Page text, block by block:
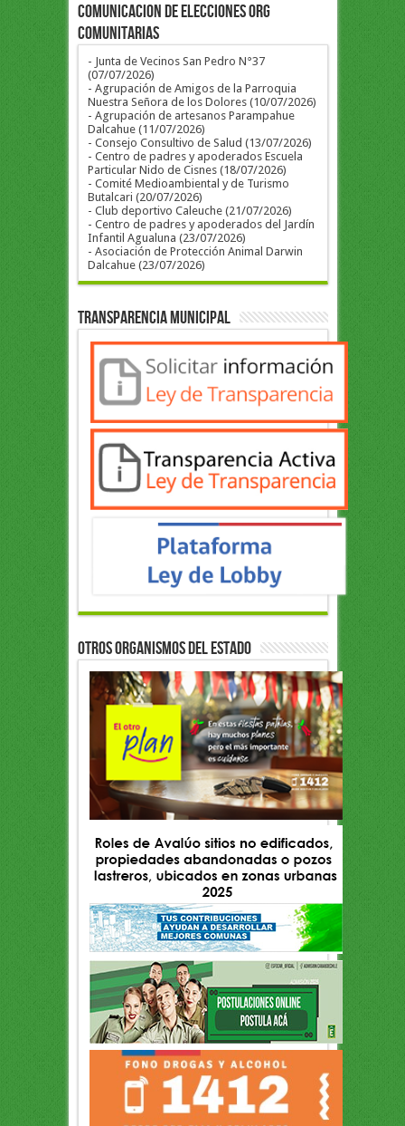
COMUNICACION DE ELECCIONES ORG
COMUNITARIAS
- Junta de Vecinos San Pedro N°37
(07/07/2026)
- Agrupación de Amigos de la Parroquia
Nuestra Señora de los Dolores (10/07/2026)
- Agrupación de artesanos Parampahue
Dalcahue (11/07/2026)
- Consejo Consultivo de Salud (13/07/2026)
- Centro de padres y apoderados Escuela
Particular Nido de Cisnes (18/07/2026)
- Comité Medioambiental y de Turismo
Butalcari (20/07/2026)
- Club deportivo Caleuche (21/07/2026)
- Centro de padres y apoderados del Jardín
Infantil Agualuna (23/07/2026)
- Asociación de Protección Animal Darwin
Dalcahue (23/07/2026)
Transparencia Municipal
OTROS ORGANISMOS DEL ESTADO